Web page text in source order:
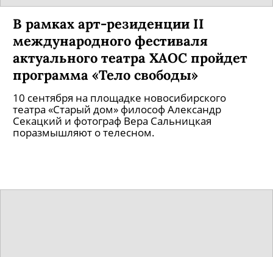
В рамках арт-резиденции II
международного фестиваля
актуального театра ХАОС пройдет
программа «Тело свободы»
10 сентября на площадке новосибирского
театра «Старый дом» философ Александр
Секацкий и фотограф Вера Сальницкая
поразмышляют о телесном.